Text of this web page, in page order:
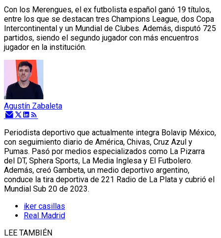
Con los Merengues, el ex futbolista español ganó 19 títulos,
entre los que se destacan tres Champions League, dos Copa
Intercontinental y un Mundial de Clubes. Además, disputó 725
partidos, siendo el segundo jugador con más encuentros
jugador en la institución.
Agustín Zabaleta
Periodista deportivo que actualmente integra Bolavip México,
con seguimiento diario de América, Chivas, Cruz Azul y
Pumas. Pasó por medios especializados como La Pizarra
del DT, Sphera Sports, La Media Inglesa y El Futbolero.
Además, creó Gambeta, un medio deportivo argentino,
conduce la tira deportiva de 221 Radio de La Plata y cubrió el
Mundial Sub 20 de 2023.
iker casillas
Real Madrid
LEE TAMBIÉN